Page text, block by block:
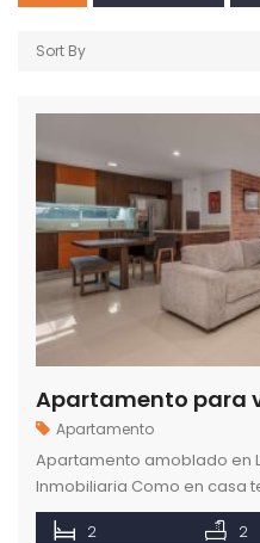
Sort By
Apartamento
Apartamento amoblado en
Inmobiliaria Como en casa
¡Reserva hoy tu
2 2